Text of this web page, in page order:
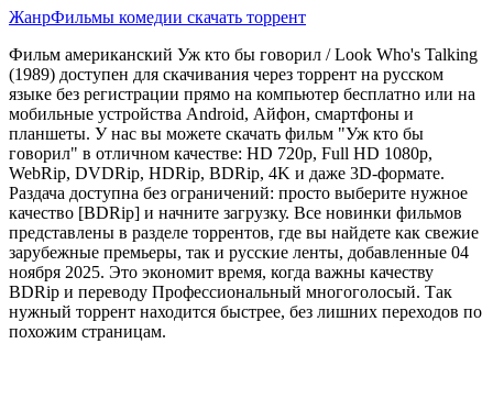
ЖанрФильмы комедии скачать торрент
Фильм американский Уж кто бы говорил / Look Who's Talking
(1989) доступен для скачивания через торрент на русском
языке без регистрации прямо на компьютер бесплатно или на
мобильные устройства Android, Айфон, смартфоны и
планшеты. У нас вы можете скачать фильм "Уж кто бы
говорил" в отличном качестве: HD 720p, Full HD 1080p,
WebRip, DVDRip, HDRip, BDRip, 4K и даже 3D-формате.
Раздача доступна без ограничений: просто выберите нужное
качество [BDRip] и начните загрузку. Все новинки фильмов
представлены в разделе торрентов, где вы найдете как свежие
зарубежные премьеры, так и русские ленты, добавленные 04
ноября 2025. Это экономит время, когда важны качеству
BDRip и переводу Профессиональный многоголосый. Так
нужный торрент находится быстрее, без лишних переходов по
похожим страницам.